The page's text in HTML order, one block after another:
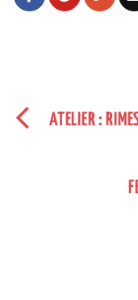
ATELIER :